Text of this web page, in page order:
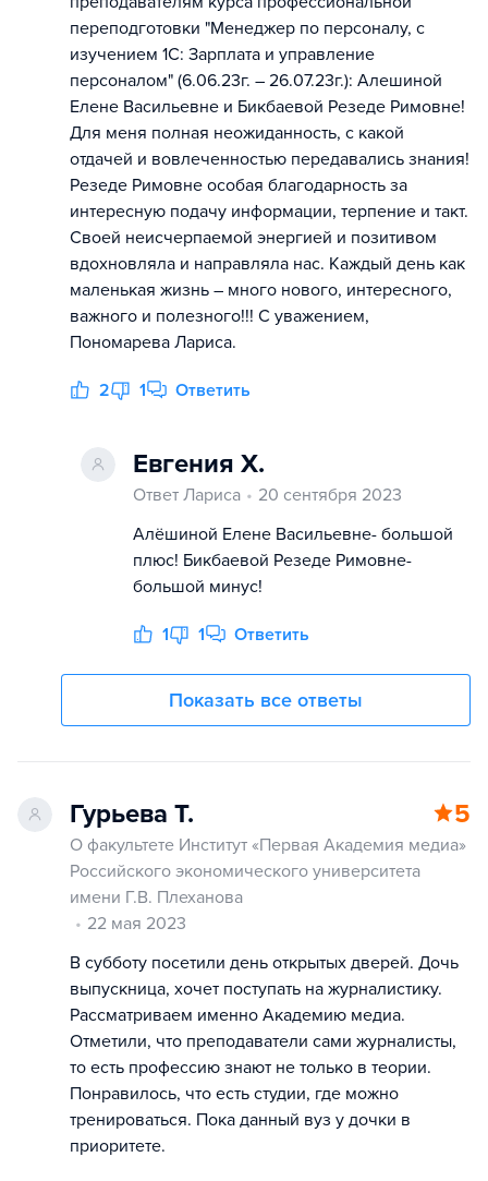
переподготовки "Менеджер по персоналу, с
изучением 1С: Зарплата и управление
персоналом" (6.06.23г. – 26.07.23г.): Алешиной
Елене Васильевне и Бикбаевой Резеде Римовне!
Для меня полная неожиданность, с какой
отдачей и вовлеченностью передавались знания!
Резеде Римовне особая благодарность за
интересную подачу информации, терпение и такт.
Своей неисчерпаемой энергией и позитивом
вдохновляла и направляла нас. Каждый день как
маленькая жизнь – много нового, интересного,
важного и полезного!!! С уважением,
Пономарева Лариса.
2 1 Ответить
Евгения Х.
Ответ Лариса
20 сентября 2023
Алёшиной Елене Васильевне- большой
плюс! Бикбаевой Резеде Римовне-
большой минус!
1 1 Ответить
Показать все ответы
Гурьева Т. 5
О факультете Институт «Первая Академия медиа»
Российского экономического университета
имени Г.В. Плеханова
22 мая 2023
В субботу посетили день открытых дверей. Дочь
выпускница, хочет поступать на журналистику.
Рассматриваем именно Академию медиа.
Отметили, что преподаватели сами журналисты,
то есть профессию знают не только в теории.
Понравилось, что есть студии, где можно
тренироваться. Пока данный вуз у дочки в
приоритете.